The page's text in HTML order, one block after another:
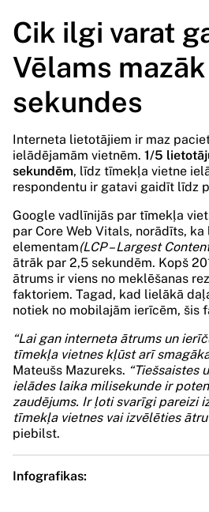
Cik ilgi varat
Vēlams
sekundes
Interneta lietotājiem ir maz
ielādējamām vietnēm. 1/5
sekundēm, līdz tīmekļa vietne
respondentu ir gatavi gaidīt līdz
Google vadlīnijās par tīmekļa
par Core Web Vitals, norādīts,
elementam(LCP – Largest
ātrāk par 2,5 sekundēm. Kopš
ātrums ir viens no meklēšanas
faktoriem. Tagad, kad lielākā
notiek no mobilajām ierīcēm, šis
“Lai gan interneta ātrums un
tīmekļa vietnes kļūst arī
Mateušs Mazureks. “Tiešsaistes
ielādes laika milisekunde ir
zaudējums. Ir ļoti svarīgi pareizi
tīmekļa vietnes vai izvēlēties ātru
piebilst.
Infografikas: